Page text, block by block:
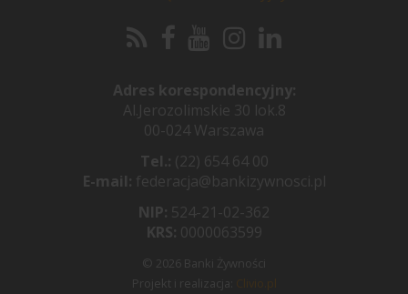
Adres korespondencyjny:
Al.Jerozolimskie 30 lok.8
00-024 Warszawa
Tel.: (22) 654 64 00
E-mail: federacja@bankizywnosci.pl
NIP: 524-21-02-362
KRS: 0000063599
© 2026 Banki Żywności
Projekt i realizacja: